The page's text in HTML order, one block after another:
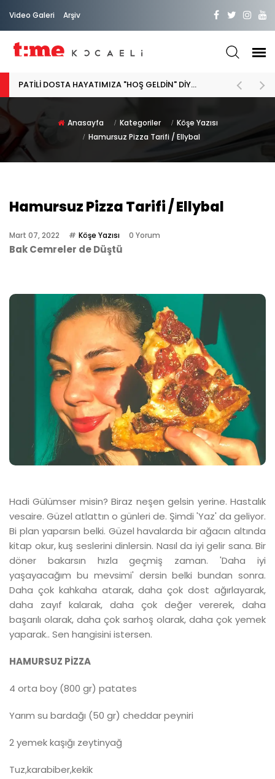
Video Galeri Arşiv
Anasayfa Kategoriler
Köşe Yazısı
Hamursuz Pizza Tarifi / Ellybal
Hamursuz Pizza Tarifi / Ellybal
Mart 07, 2022 Köşe Yazısı 0 Yorum
Bak Cemreler de Düştü
Hadi Gülümser misin? Biraz neşen gelsin yerine. Hastalık
vesaire. Güzel atlattın o günleri de. Şimdi 'Yaz' da geliyor.
Bi plan yaparsın belki. Güzel havalarda bir ağacın altında
kitap okur, kuş seslerini dinlersin. Nasıl da iyi gelir sana. Bir
döner bakarsın hızla geçmiş zaman. 'Daha iyi
yaşayacağım bu mevsimi' dersin belki bundan sonra.
Daha çok kahkaha atarak, daha çok dost ağırlayarak,
daha zayıf kalarak, daha çok değer vererek, daha
başarılı olarak, daha çok sarhoş olarak, daha çok yemek
yaparak.. Sen hangisini istersen.
HAMURSUZ PİZZA
4 orta boy (800 gr) patates
Yarım su bardağı (50 gr) cheddar peyniri
2 yemek kaşığı zeytinyağ
Tuz,karabiber,kekik